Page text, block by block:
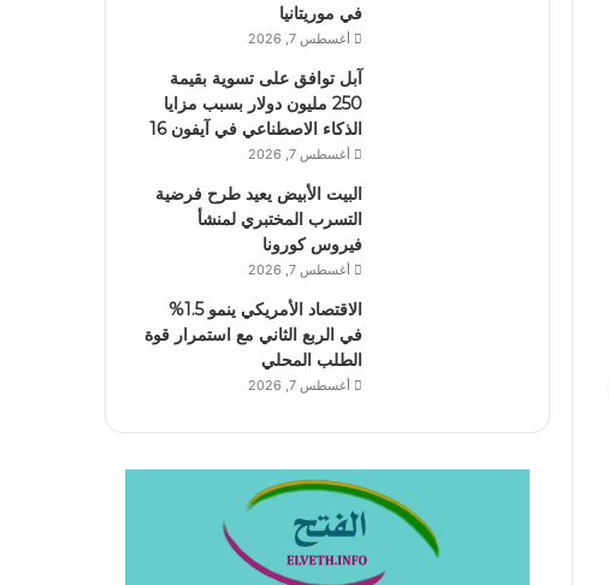
في موريتانيا
أغسطس 7, 2026
آبل توافق على تسوية بقيمة
250 مليون دولار بسبب مزايا
الذكاء الاصطناعي في آيفون 16
أغسطس 7, 2026
البيت الأبيض يعيد طرح فرضية
التسرب المختبري لمنشأ
فيروس كورونا
أغسطس 7, 2026
الاقتصاد الأمريكي ينمو 1.5%
في الربع الثاني مع استمرار قوة
الطلب المحلي
أغسطس 7, 2026